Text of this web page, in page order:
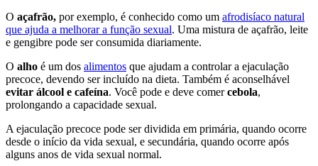
O açafrão, por exemplo, é conhecido como um afrodisíaco natural
que ajuda a melhorar a função sexual. Uma mistura de açafrão, leite
e gengibre pode ser consumida diariamente.
O alho é um dos alimentos que ajudam a controlar a ejaculação
precoce, devendo ser incluído na dieta. Também é aconselhável
evitar álcool e cafeína. Você pode e deve comercebola,
prolongando a capacidade sexual.
A ejaculação precoce pode ser dividida em primária, quando ocorre
desde o início da vida sexual, e secundária, quando ocorre após
alguns anos de vida sexual normal.